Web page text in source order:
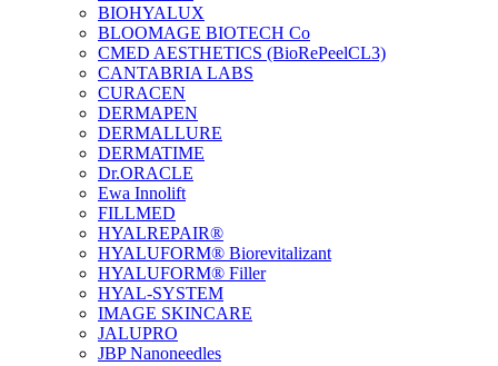
BIOHYALUX
BLOOMAGE BIOTECH Co
CMED AESTHETICS (BioRePeelCL3)
CANTABRIA LABS
CURACEN
DERMAPEN
DERMALLURE
DERMATIME
Dr.ORACLE
Ewa Innolift
FILLMED
НYALREPAIR®
HYALUFORM® Biorevitalizant
HYALUFORM® Filler
HYAL-SYSTEM
IMAGE SKINCARE
JALUPRO
JBP Nanoneedles